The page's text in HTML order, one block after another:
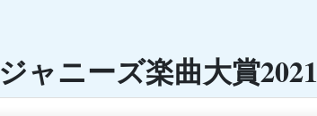
ジャニーズ楽曲大賞2021